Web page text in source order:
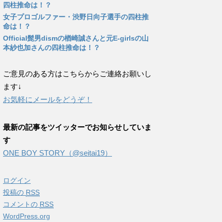
四柱推命は！？
女子プロゴルファー・渋野日向子選手の四柱推
命は！？
Official髭男dismの楢崎誠さんと元E-girlsの山
本紗也加さんの四柱推命は！？
ご意見のある方はこちらからご連絡お願いし
ます↓
お気軽にメールをどうぞ！
最新の記事をツイッターでお知らせしていま
す
ONE BOY STORY（@seitai19）
ログイン
投稿の RSS
コメントの RSS
WordPress.org